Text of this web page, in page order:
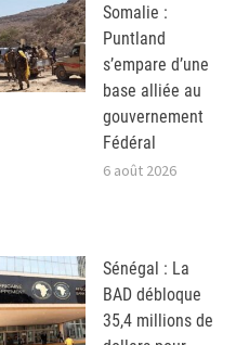
Somalie :
Puntland
s’empare d’une
base alliée au
gouvernement
Fédéral
6 août 2026
Sénégal : La
BAD débloque
35,4 millions de